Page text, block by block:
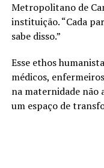
Metropolitano de
instituição. “Cada
sabe disso.”
Esse ethos
médicos,
na maternidade não
um espaço de